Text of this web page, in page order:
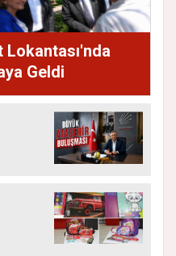
Geldi